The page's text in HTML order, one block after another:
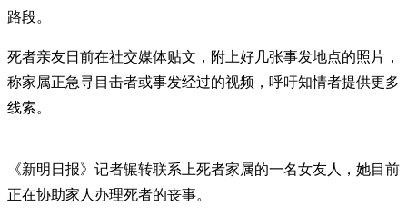
路段。
死者亲友日前在社交媒体贴文，附上好几张事发地点的照片，
称家属正急寻目击者或事发经过的视频，呼吁知情者提供更多
线索。
《新明日报》记者辗转联系上死者家属的一名女友人，她目前
正在协助家人办理死者的丧事。